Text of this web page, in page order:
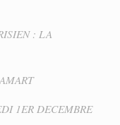
: LA
1ER DECEMBRE